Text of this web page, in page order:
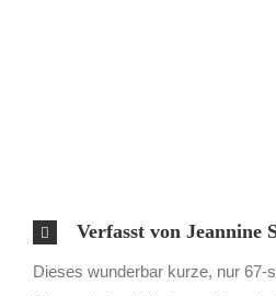
Verfasst von Jeannine
Dieses wunderbar kurze, nur 67-